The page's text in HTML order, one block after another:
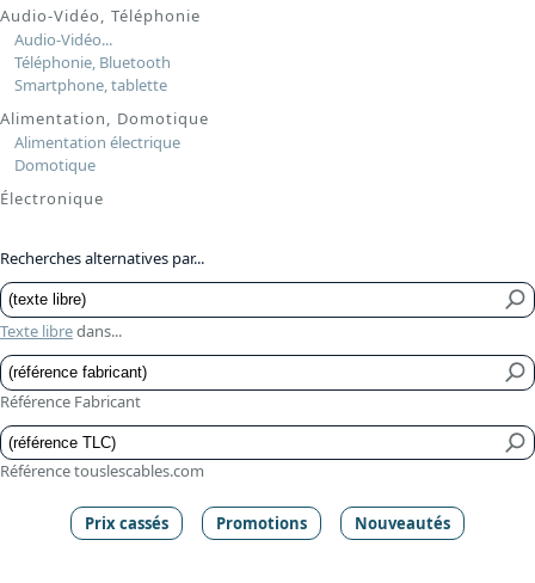
Audio-Vidéo, Téléphonie
Audio-Vidéo...
Téléphonie, Bluetooth
Smartphone, tablette
Alimentation, Domotique
Alimentation électrique
Domotique
Électronique
Recherches alternatives par...
Texte libredans...
Référence Fabricant
Référence touslescables.com
Prix cassés Promotions Nouveautés